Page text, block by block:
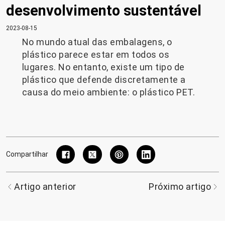
desenvolvimento sustentável
2023-08-15
No mundo atual das embalagens, o
plástico parece estar em todos os
lugares. No entanto, existe um tipo de
plástico que defende discretamente a
causa do meio ambiente: o plástico PET.
Compartilhar
Artigo anterior Próximo artigo